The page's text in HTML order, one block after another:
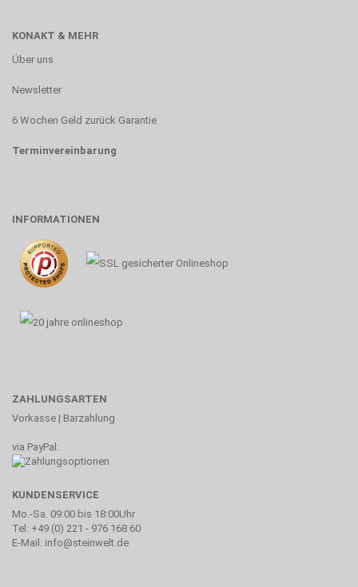
KONAKT & MEHR
Über uns
Newsletter
6 Wochen Geld zurück Garantie
Terminvereinbarung
INFORMATIONEN
ZAHLUNGSARTEN
Vorkasse | Barzahlung
via PayPal:
KUNDENSERVICE
Mo.-Sa. 09:00 bis 18:00Uhr
Tel: +49 (0) 221 - 976 168 60
E-Mail: info@steinwelt.de